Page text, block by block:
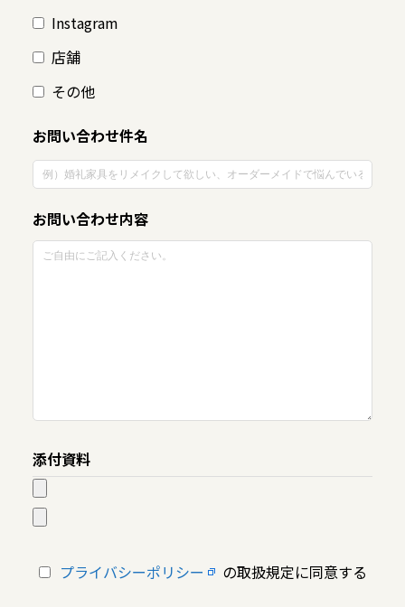
Instagram
店舗
その他
お問い合わせ件名
お問い合わせ内容
添付資料
プライバシーポリシー の取扱規定に同意する